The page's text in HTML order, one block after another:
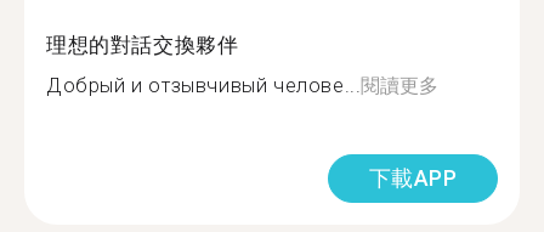
理想的對話交換夥伴
Добрый и отзывчивый челове...閱讀更多
下載APP